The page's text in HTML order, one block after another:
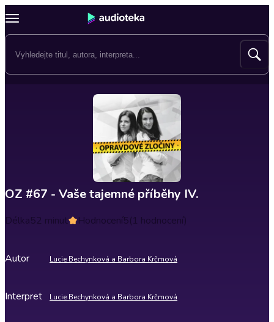
OZ #67 - Vaše tajemné příběhy IV.
Délka52 minut Hodnocení5(1 hodnocení)
Autor Lucie Bechynková a Barbora Krčmová
Interpret Lucie Bechynková a Barbora Krčmová